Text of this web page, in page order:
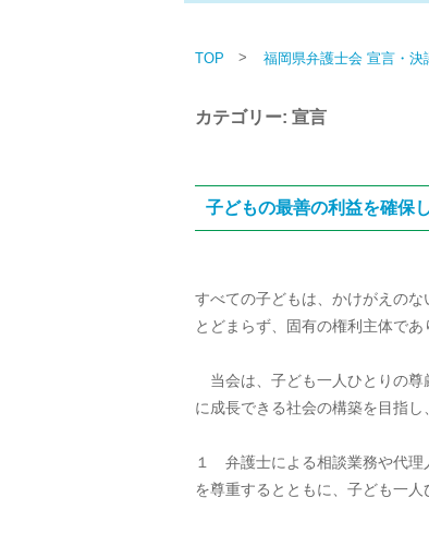
TOP > 福岡県弁護士会 宣言・決
カテゴリー: 宣言
子どもの最善の利益を確保
すべての子どもは、かけがえの
とどまらず、固有の権利主体で
当会は、子ども一人ひとりの尊
に成長できる社会の構築を目指し
１ 弁護士による相談業務や代理
を尊重するとともに、子ども一人